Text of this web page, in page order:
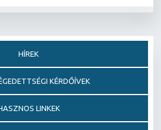
HÍREK
KÉRDŐÍVEK
LINKEK